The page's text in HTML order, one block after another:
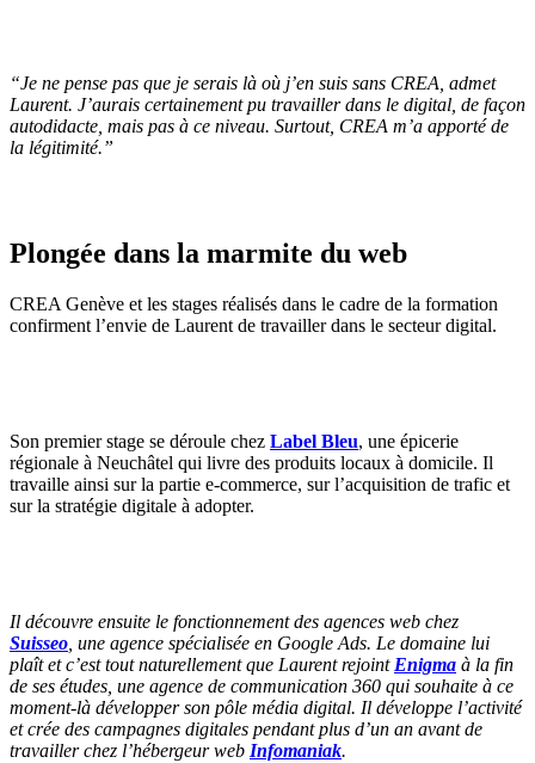
“Je ne pense pas que je serais là où j’en suis sans CREA, admet
Laurent. J’aurais certainement pu travailler dans le digital, de façon
autodidacte, mais pas à ce niveau. Surtout, CREA m’a apporté de
la légitimité.”
Plongée dans la marmite du web
CREA Genève et les stages réalisés dans le cadre de la formation
confirment l’envie de Laurent de travailler dans le secteur digital.
Son premier stage se déroule chez Label Bleu, une épicerie
régionale à Neuchâtel qui livre des produits locaux à domicile. Il
travaille ainsi sur la partie e-commerce, sur l’acquisition de trafic et
sur la stratégie digitale à adopter.
Il découvre ensuite le fonctionnement des agences web chez
Suisseo , une agence spécialisée en Google Ads. Le domaine lui
plaît et c’est tout naturellement que Laurent rejoint Enigma à la fin
de ses études, une agence de communication 360 qui souhaite à ce
moment-là développer son pôle média digital. Il développe l’activité
et crée des campagnes digitales pendant plus d’un an avant de
travailler chez l’hébergeur web Infomaniak.